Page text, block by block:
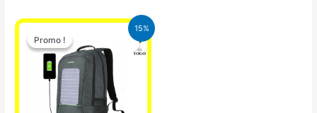
15%
Promo !
Promo !
Le
prix
initial
était :
29.500 CFA.
Le
prix
actuel